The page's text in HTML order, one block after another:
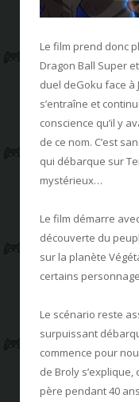
Le film prend donc
Dragon Ball Super
duel deGoku face à
s’entraîne et
conscience qu’il y
de ce nom. C’est
qui débarque sur
mystérieux…
Le film démarre
découverte du
sur la planète
certains
Le scénario reste
surpuissant
commence pour
de Broly
père pendant 40